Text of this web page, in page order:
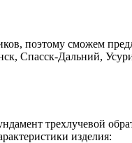
поэтому сможем
Спасск-Дальний,
трехлучевой
изделия: